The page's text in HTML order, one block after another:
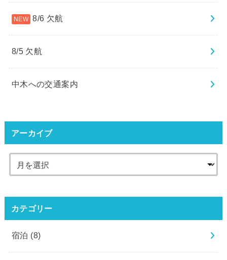
8/6 欠航
8/5 欠航
中木への交通案内
アーカイブ
カテゴリー
宿泊 (8)